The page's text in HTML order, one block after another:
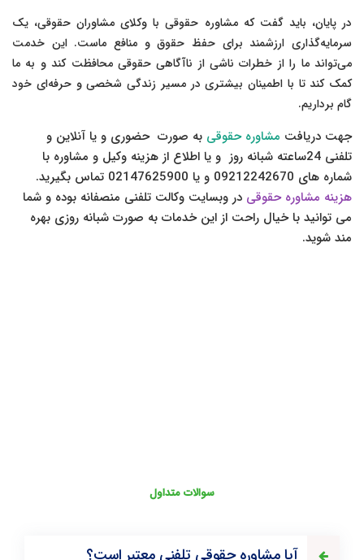
در پایان، باید گفت که مشاوره حقوقی با وکلای مشاوران حقوقی، یک
سرمایه‌گذاری ارزشمند برای حفظ حقوق و منافع ماست. این خدمت
می‌تواند ما را از خطرات ناشی از ناآگاهی حقوقی محافظت کند و به ما
کمک کند تا با اطمینان بیشتری در مسیر زندگی شخصی و حرفه‌ای خود
گام برداریم.
جهت دریافت مشاوره حقوقی به صورت حضوری و یا آنلاین و
تلفنی 24ساعته شبانه روز و یا اطلاع از هزینه وکیل و مشاوره با
شماره های 09212242670 و یا 02147625900 تماس بگیرید.
هزینه مشاوره حقوقی در وبسایت وکالت تلفنی منصفانه بوده و شما
می توانید با خیال راحت از این خدمات به صورت شبانه روزی بهره
مند شوید.
سوالات متداول
آیا مشاوره حقوقی تلفنی معتبر است؟